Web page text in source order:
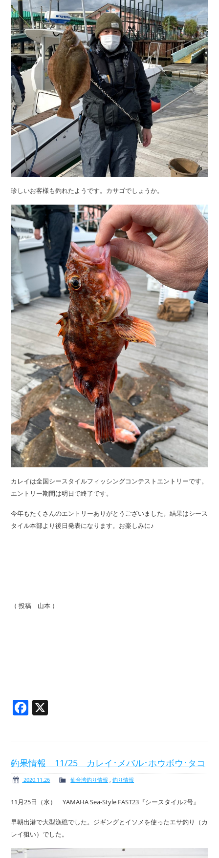
珍しいお客様も釣れたようです。カサゴでしょうか。
カレイは全国シースタイルフィッシングコンテストエントリーです。
エントリー期間は明日で終了です。
今年もたくさんのエントリーありがとうございました。結果はシース
タイル本部より後日発表になります。お楽しみに♪
（ 投稿 山本 ）
Facebook
釣果情報 11/25 カレイ･メバル･ホウボウ･タコ
2020.11.26 仙台湾釣り情報 ,釣り情報
11月25日（水） YAMAHA Sea-Style FAST23『シースタイル2号』
早朝出港で大型漁礁でした。ジギングとイソメを使ったエサ釣り（カ
レイ狙い）でした。